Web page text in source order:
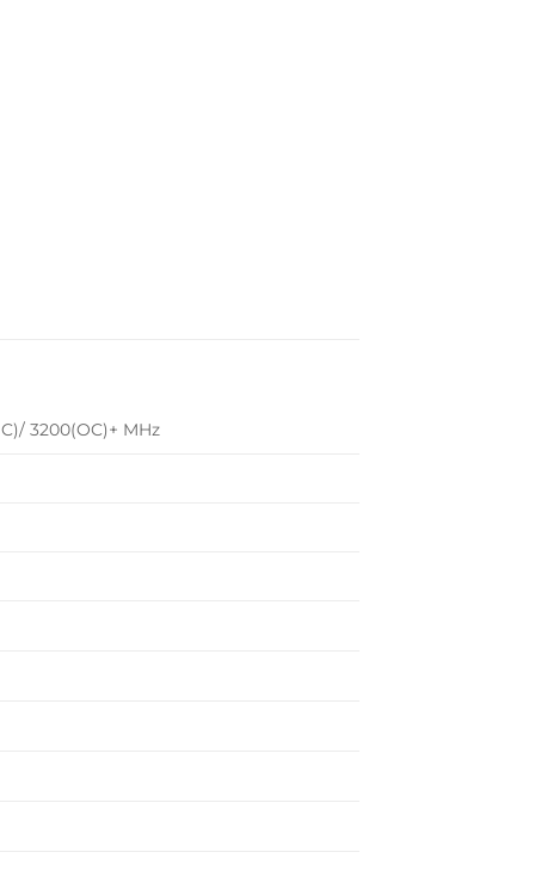
3200(OC)+ MHz